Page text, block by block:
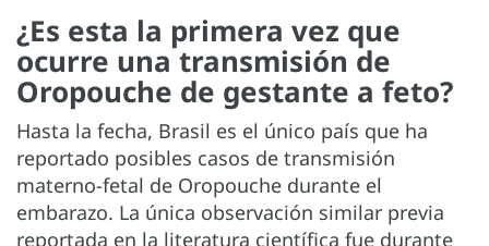
¿Es esta la primera vez que
ocurre una transmisión de
Oropouche de gestante a feto?
Hasta la fecha, Brasil es el único país que ha
reportado posibles casos de transmisión
materno-fetal de Oropouche durante el
embarazo. La única observación similar previa
reportada en la literatura científica fue durante